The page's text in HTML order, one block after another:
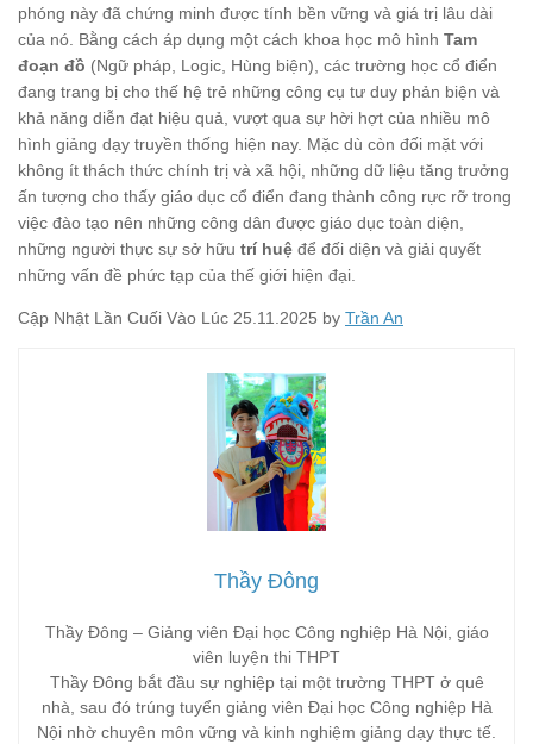
phóng này đã chứng minh được tính bền vững và giá trị lâu dài
của nó. Bằng cách áp dụng một cách khoa học mô hình Tam
đoạn đồ (Ngữ pháp, Logic, Hùng biện), các trường học cổ điển
đang trang bị cho thế hệ trẻ những công cụ tư duy phản biện và
khả năng diễn đạt hiệu quả, vượt qua sự hời hợt của nhiều mô
hình giảng dạy truyền thống hiện nay. Mặc dù còn đối mặt với
không ít thách thức chính trị và xã hội, những dữ liệu tăng trưởng
ấn tượng cho thấy giáo dục cổ điển đang thành công rực rỡ trong
việc đào tạo nên những công dân được giáo dục toàn diện,
những người thực sự sở hữu trí huệ để đối diện và giải quyết
những vấn đề phức tạp của thế giới hiện đại.
Cập Nhật Lần Cuối Vào Lúc 25.11.2025 by Trần An
Thầy Đông
Thầy Đông – Giảng viên Đại học Công nghiệp Hà Nội, giáo
viên luyện thi THPT
Thầy Đông bắt đầu sự nghiệp tại một trường THPT ở quê
nhà, sau đó trúng tuyển giảng viên Đại học Công nghiệp Hà
Nội nhờ chuyên môn vững và kinh nghiệm giảng dạy thực tế.